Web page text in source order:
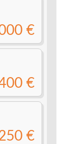
1.000 €
400 €
250 €